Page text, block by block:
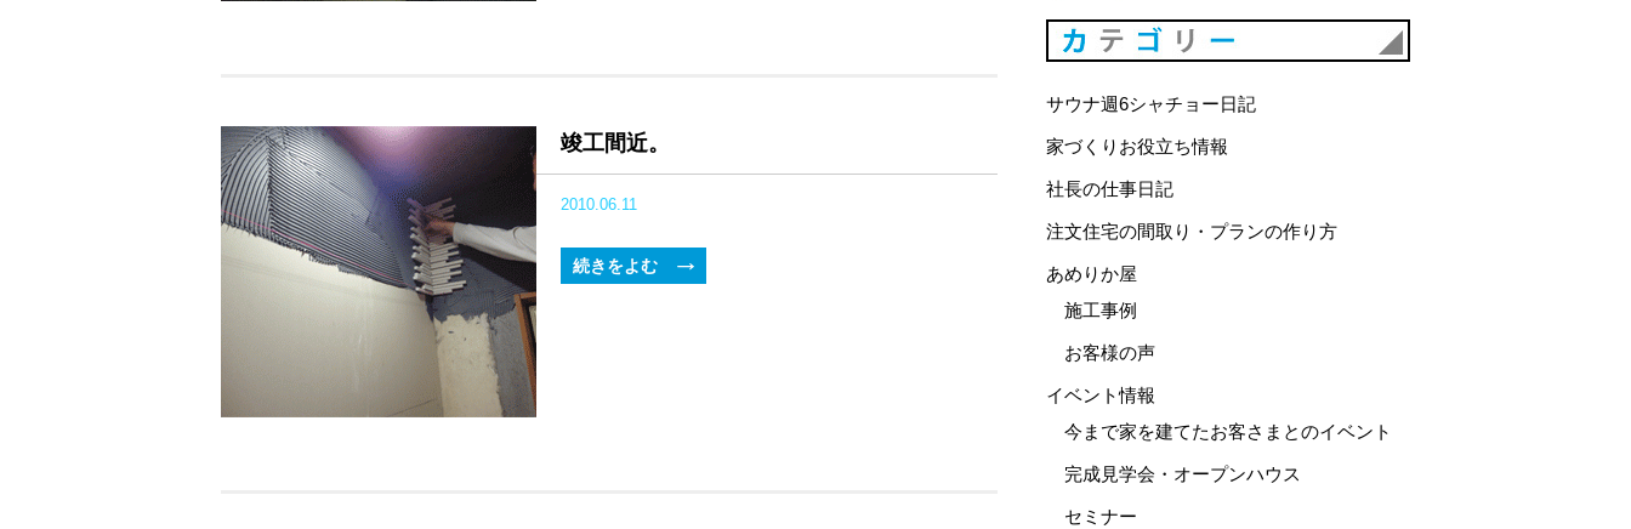
竣工間近。
2010.06.11
続きをよむ
サウナ週6シャチョー日記
家づくりお役立ち情報
社長の仕事日記
注文住宅の間取り・プランの作り方
あめりか屋
施工事例
お客様の声
イベント情報
今まで家を建てたお客さまとのイベント
完成見学会・オープンハウス
セミナー